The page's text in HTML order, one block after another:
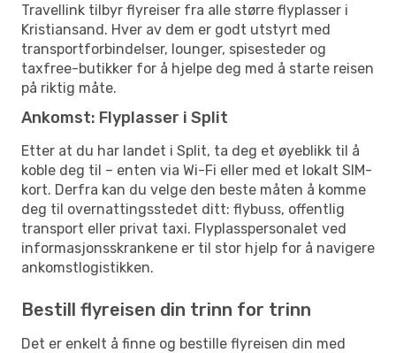
Travellink tilbyr flyreiser fra alle større flyplasser i
Kristiansand. Hver av dem er godt utstyrt med
transportforbindelser, lounger, spisesteder og
taxfree-butikker for å hjelpe deg med å starte reisen
på riktig måte.
Ankomst: Flyplasser i Split
Etter at du har landet i Split, ta deg et øyeblikk til å
koble deg til – enten via Wi-Fi eller med et lokalt SIM-
kort. Derfra kan du velge den beste måten å komme
deg til overnattingsstedet ditt: flybuss, offentlig
transport eller privat taxi. Flyplasspersonalet ved
informasjonsskrankene er til stor hjelp for å navigere
ankomstlogistikken.
Bestill flyreisen din trinn for trinn
Det er enkelt å finne og bestille flyreisen din med